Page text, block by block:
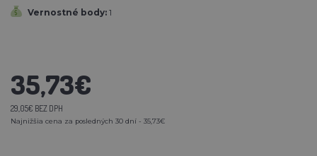
Vernostné body: 1
35,73€
29,05€ BEZ DPH
Najnižšia cena za posledných 30 dní - 35,73€